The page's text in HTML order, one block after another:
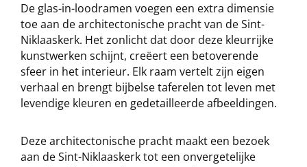
De glas-in-loodramen voegen een extra dimensie
toe aan de architectonische pracht van de Sint-
Niklaaskerk. Het zonlicht dat door deze kleurrijke
kunstwerken schijnt, creëert een betoverende
sfeer in het interieur. Elk raam vertelt zijn eigen
verhaal en brengt bijbelse taferelen tot leven met
levendige kleuren en gedetailleerde afbeeldingen.
Deze architectonische pracht maakt een bezoek
aan de Sint-Niklaaskerk tot een onvergetelijke